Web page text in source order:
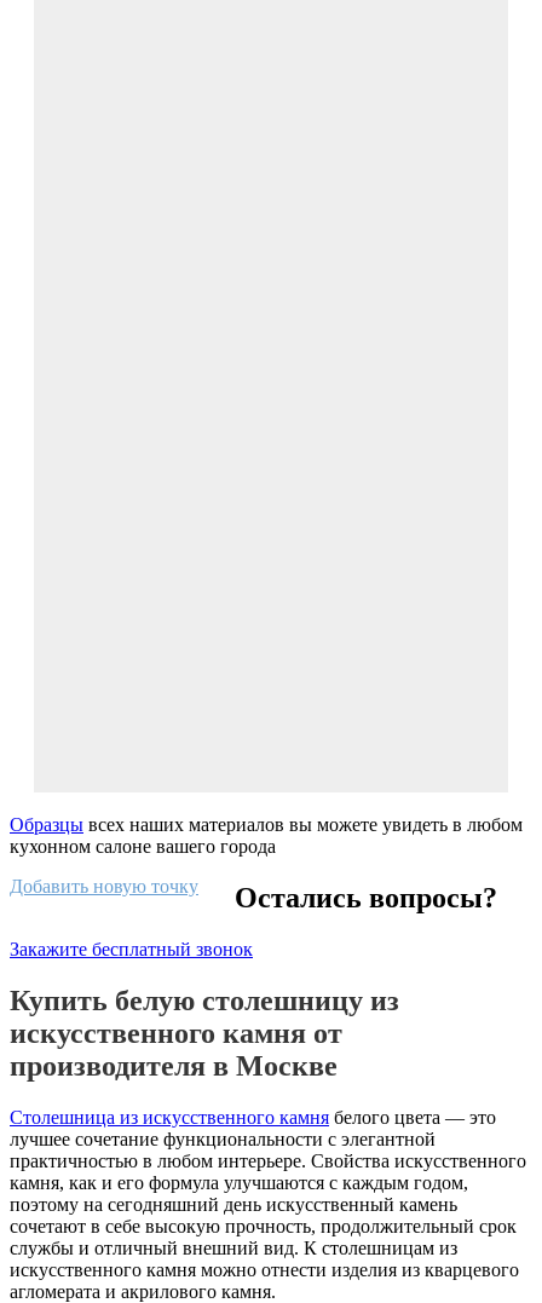
Образцы всех наших материалов вы можете увидеть в любом
кухонном салоне вашего города
Добавить новую точку
Остались вопросы?
Закажите бесплатный звонок
Купить белую столешницу из
искусственного камня от
производителя в Москве
Столешница из искусственного камня белого цвета — это
лучшее сочетание функциональности с элегантной
практичностью в любом интерьере. Свойства искусственного
камня, как и его формула улучшаются с каждым годом,
поэтому на сегодняшний день искусственный камень
сочетают в себе высокую прочность, продолжительный срок
службы и отличный внешний вид. К столешницам из
искусственного камня можно отнести изделия из кварцевого
агломерата и акрилового камня.